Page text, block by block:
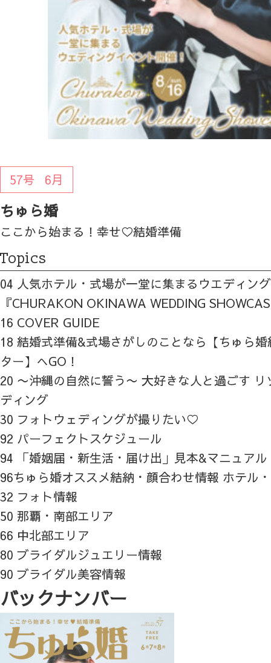
57号 6月
ちゅら婚
ここから始まる！幸せ♡結婚準備
Topics
04 人気ホテル・式場が一堂に集まるウエディン
『CHURAKON OKINAWA WEDDING
16 COVER GUIDE
18 結婚式準備&式場さがしのことなら【ちゅら
ター】へGO！
20 〜沖縄の自然に誓う〜 大好きな人と過ごす
ディング
30 フォトウェディングが撮りたい♡
92 パーフェクトスケジュール
94 「婚姻届・新生活・届け出」見本&マニュアル
96ちゅら婚オススメ結納・顔合わせ情報 ホテル
32 フォト情報
50 那覇・南部エリア
66 中北部エリア
80 ブライダルジュエリー情報
90 ブライダル美容情報
バックナンバー